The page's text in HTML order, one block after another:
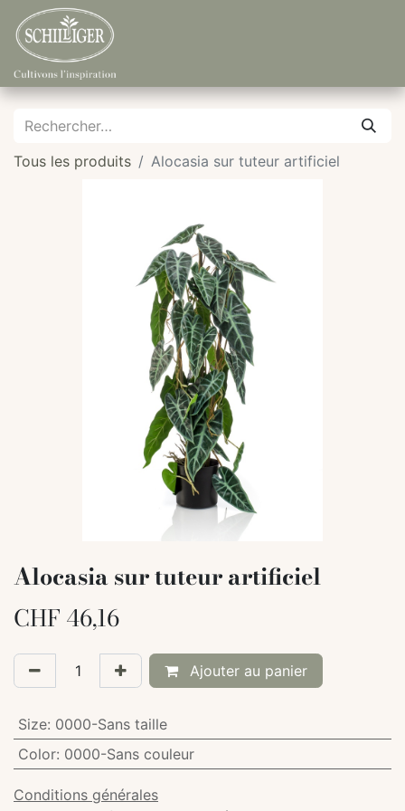
Tous les produits Alocasia sur tuteur artificiel
Alocasia sur tuteur artificiel
CHF 46,16
Ajouter au panier
Size: 0000-Sans taille
Color: 0000-Sans couleur
Conditions générales